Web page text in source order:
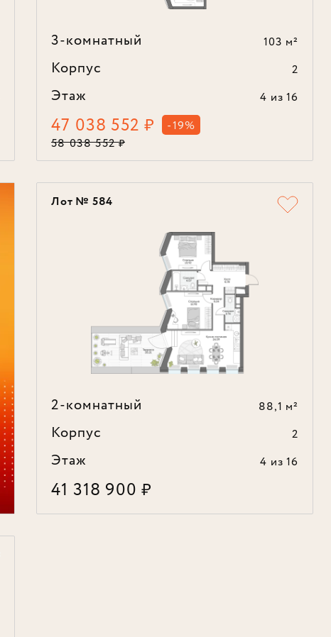
3-комнатный 103 м²
Корпус 2
Этаж 4 из 16
47 038 552₽
-19%
58 038 552₽
Лот № 584
2-комнатный 88,1 м²
Корпус 2
Этаж 4 из 16
41 318 900₽